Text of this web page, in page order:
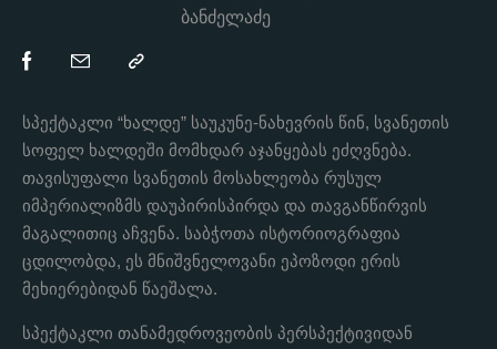
ბანძელაძე
სპექტაკლი “ხალდე” საუკუნე-ნახევრის წინ, სვანეთის
სოფელ ხალდეში მომხდარ აჯანყებას ეძღვნება.
თავისუფალი სვანეთის მოსახლეობა რუსულ
იმპერიალიზმს დაუპირისპირდა და თავგანწირვის
მაგალითიც აჩვენა. საბჭოთა ისტორიოგრაფია
ცდილობდა, ეს მნიშვნელოვანი ეპოზოდი ერის
მეხიერებიდან წაეშალა.
სპექტაკლი თანამედროვეობის პერსპექტივიდან